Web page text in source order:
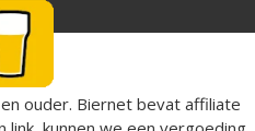
ouder. Biernet bevat affiliate